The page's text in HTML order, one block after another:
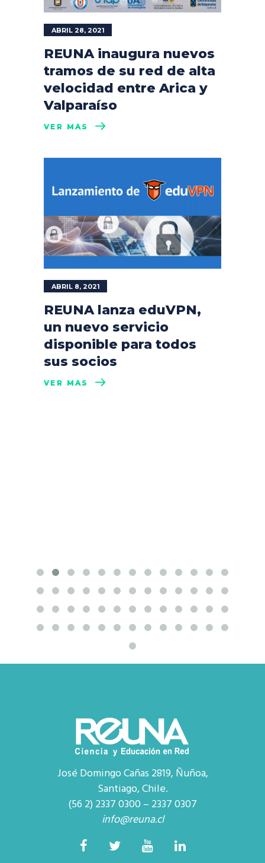
ABRIL 28, 2021
REUNA inaugura nuevos
tramos de su red de alta
velocidad entre Arica y
Valparaíso
VER MÁS
ABRIL 8, 2021
REUNA lanza eduVPN,
un nuevo servicio
disponible para todos
sus socios
VER MÁS
José Domingo Cañas 2819, Ñuñoa,
Santiago, Chile.
(56 2) 2337 0300 – 2337 0307
info@reuna.cl